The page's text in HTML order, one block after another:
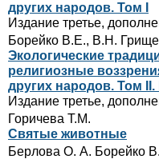
дpугих наpодов. Том I
Издание третье,
Борейко В.Е., В.Н.
Экологические
религиозные
других народов. Том
Издание третье,
Горичева Т.М.
Святые животные
Беpлова О. А. Боpейко